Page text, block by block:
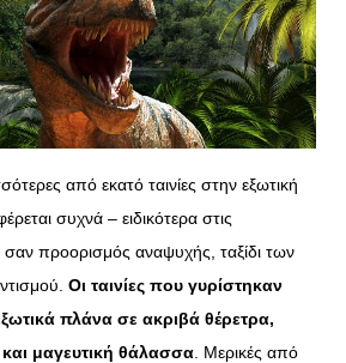
από εκατό ταινίες στην εξωτική
συχνά – ειδικότερα στις
– σαν προορισμός αναψυχής, ταξίδι των
Οι ταινίες που γυρίστηκαν
πλάνα σε ακριβά θέρετρα,
μαγευτική θάλασσα . Μερικές από